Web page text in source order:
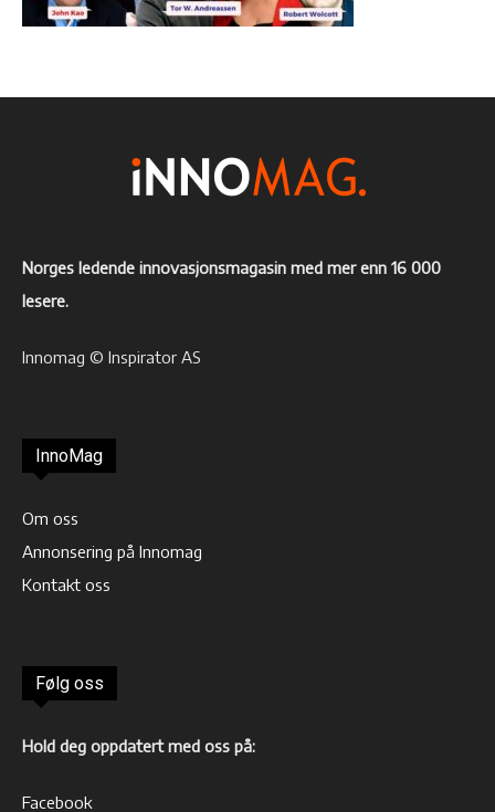
Norges ledende innovasjonsmagasin med mer enn 16 000
lesere.
Innomag © Inspirator AS
InnoMag
Om oss
Annonsering på Innomag
Kontakt oss
Følg oss
Hold deg oppdatert med oss på:
Facebook